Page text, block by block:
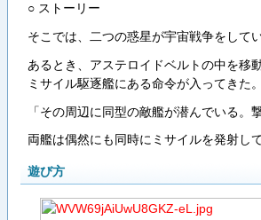
○ ストーリー
そこでは、二つの惑星が宇宙戦争をして
あるとき、アステロイドベルトの中を移
ミサイル駆逐艦にある命令が入ってきた。
「その周辺に同型の敵艦が潜んでいる。
両艦は偶然にも同時にミサイルを発射して
遊び方